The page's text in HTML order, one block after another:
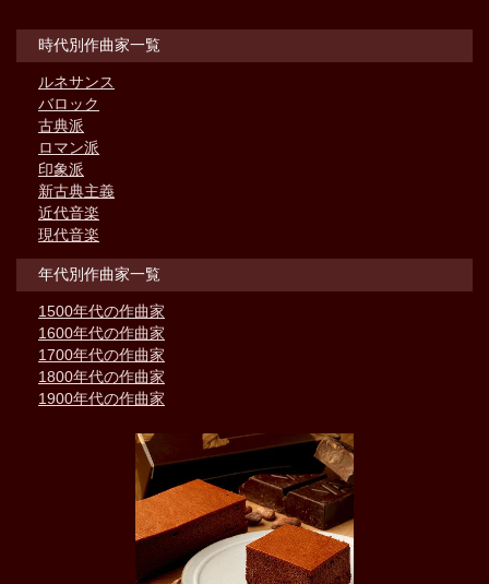
時代別作曲家一覧
ルネサンス
バロック
古典派
ロマン派
印象派
新古典主義
近代音楽
現代音楽
年代別作曲家一覧
1500年代の作曲家
1600年代の作曲家
1700年代の作曲家
1800年代の作曲家
1900年代の作曲家